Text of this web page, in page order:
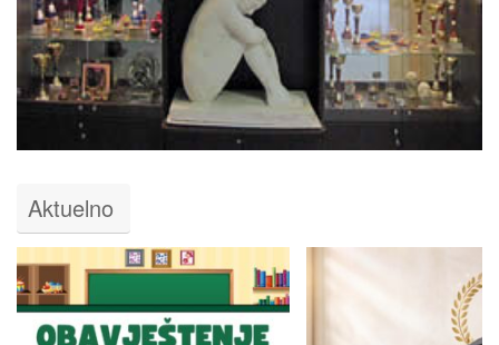
Aktuelno